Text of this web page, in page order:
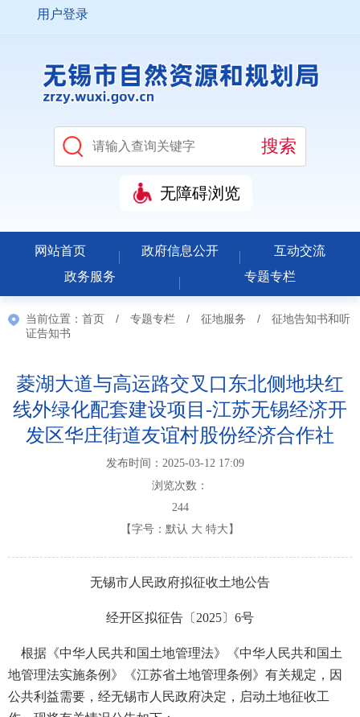
用户登录
无障碍浏览
网站首页 政府信息公开
互动交流
政务服务
专题专栏
当前位置： 首页 / 专题专栏 / 征地服务 /
征地告知书和听
证告知书
菱湖大道与高运路交叉口东北侧地块红
线外绿化配套建设项目-江苏无锡经济开
发区华庄街道友谊村股份经济合作社
发布时间：2025-03-12 17:09
浏览次数：
244
【字号： 默认 大 特大 】
无锡市人民政府拟征收土地公告
经开区拟征告〔2025〕6号
根据《中华人民共和国土地管理法》《中华人民共和国土
地管理法实施条例》《江苏省土地管理条例》有关规定，因
公共利益需要，经无锡市人民政府决定，启动土地征收工